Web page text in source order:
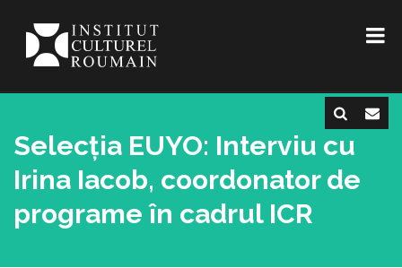
Selecția EUYO: Interviu cu
Irina Iacob, coordonator de
programe în cadrul ICR